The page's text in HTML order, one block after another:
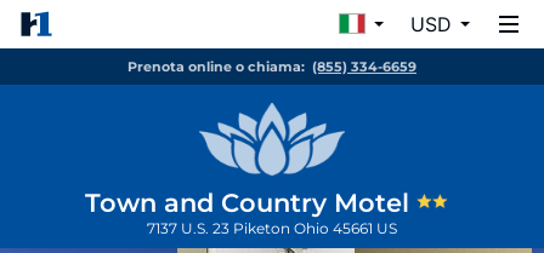
USD
Prenota online o chiama: (855) 334-6659
Town and Country Motel
7137 U.S. 23 Piketon Ohio 45661 US